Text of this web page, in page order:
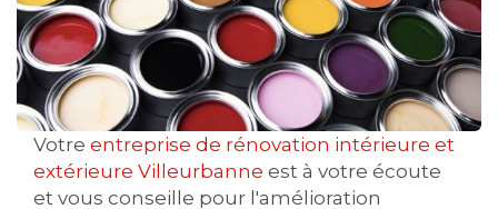
Votre entreprise de rénovation intérieure et
extérieure Villeurbanne est à votre écoute
et vous conseille pour l'amélioration